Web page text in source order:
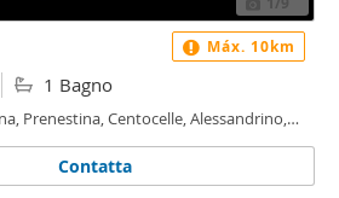
1 Bagno
Prenestina, Centocelle, Alessandrino,
Contatta
Máx. 10km